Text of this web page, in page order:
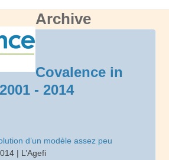
Archive
Covalence in
- 2014
d’un modèle assez peu
| L’Agefi